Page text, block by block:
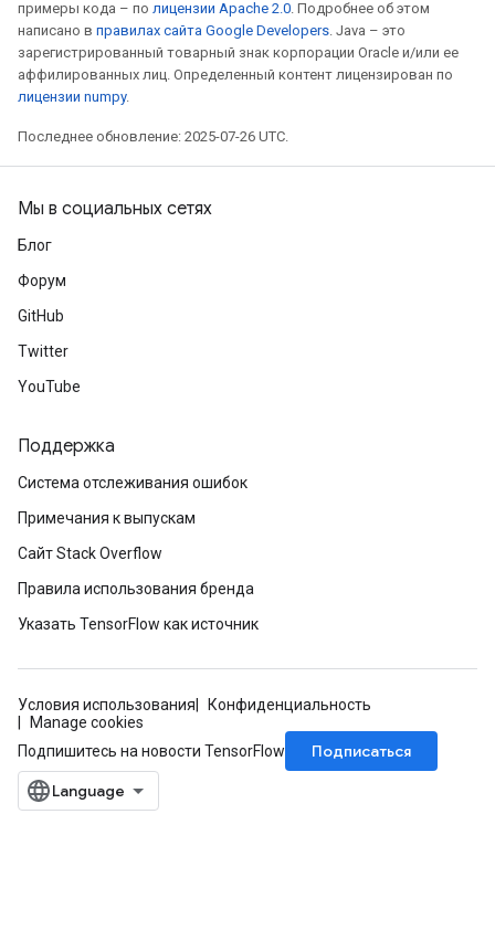
примеры кода – по лицензии Apache 2.0. Подробнее об этом
написано в правилах сайта Google Developers. Java – это
зарегистрированный товарный знак корпорации Oracle и/или ее
аффилированных лиц. Определенный контент лицензирован по
лицензии numpy.
Последнее обновление: 2025-07-26 UTC.
Мы в социальных сетях
Блог
Форум
GitHub
Twitter
YouTube
Поддержка
Система отслеживания ошибок
Примечания к выпускам
Сайт Stack Overflow
Правила использования бренда
Указать TensorFlow как источник
Условия использования
Конфиденциальность
Manage cookies
Подпишитесь на новости TensorFlow
Подписаться